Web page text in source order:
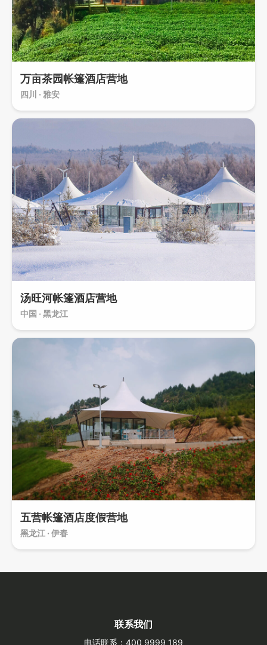
万亩茶园帐篷酒店营地
四川 · 雅安
汤旺河帐篷酒店营地
中国 · 黑龙江
五营帐篷酒店度假营地
黑龙江 · 伊春
联系我们
电话联系：400 9999 189